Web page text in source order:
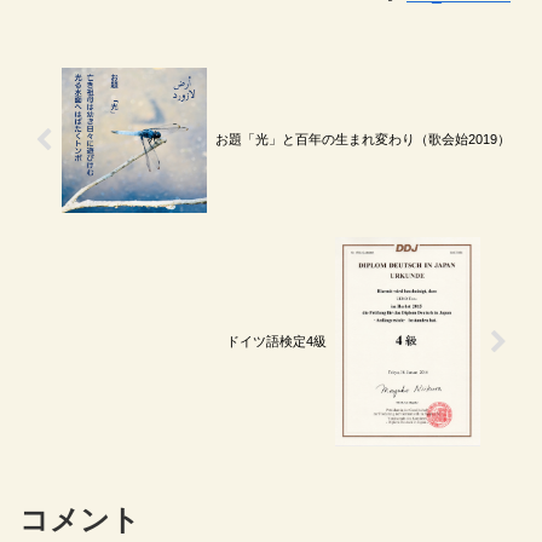
お題「光」と百年の生まれ変わり（歌会始2019）
ドイツ語検定4級
コメント